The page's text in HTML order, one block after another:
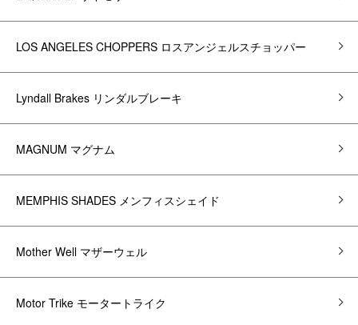
LOS ANGELES CHOPPERS ロスアンジェルスチョッパー
Lyndall Brakes リンダルブレーキ
MAGNUM マグナム
MEMPHIS SHADES メンフィスシェイド
Mother Well マザーウェル
Motor Trike モータートライク